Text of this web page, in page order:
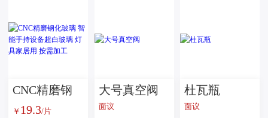
CNC精磨钢
化玻璃 智能
￥ 19.3/片
大号真空阀
面议
杜瓦瓶
面议